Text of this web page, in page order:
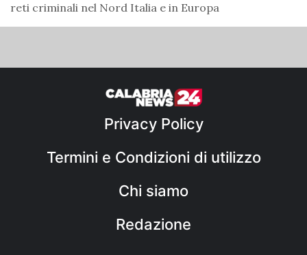
reti criminali nel Nord Italia e in Europa
Privacy Policy
Termini e Condizioni di utilizzo
Chi siamo
Redazione